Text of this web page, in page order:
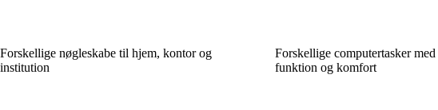
Forskellige nøgleskabe til hjem, kontor og
institution
Forskellige computertasker
funktion og komfort